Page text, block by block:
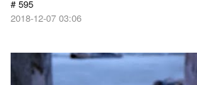
# 595
2018-12-07 03:06